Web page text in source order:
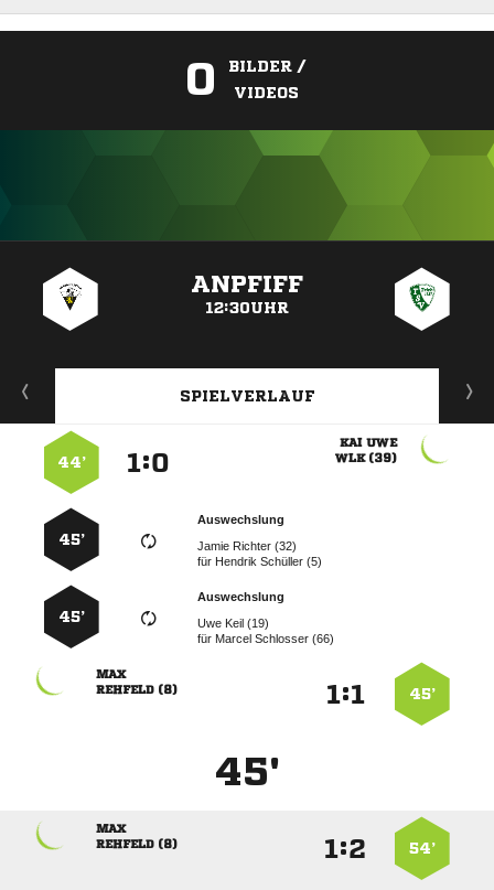
0
BILDER /
VIDEOS
ANPFIFF
12:30UHR
SPIELVERLAUF
 
 
:
44’
Auswechslung
  
für   
45’
Auswechslung
  
für   
45’
45’
:

 
45'
54’
:

 